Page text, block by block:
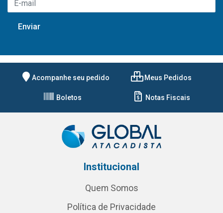
Acompanhe seu pedido Meus Pedidos
Boletos Notas Fiscais
Institucional
Quem Somos
Política de Privacidade